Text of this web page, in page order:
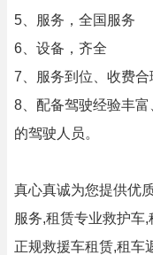
5、服务，全国服务
6、设备，齐全
7、服务到位、收费合
8、配备驾驶经验丰
的驾驶人员。
真心真诚为您提供优
服务,租赁专业救护车
正规救援车租赁,租车